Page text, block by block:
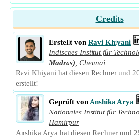
Credits
Erstellt von Ravi Khiyani
Indisches Institut für
Madras) Chennai
Ravi Khiyani hat diesen Rechner und
erstellt!
Geprüft von Anshika Arya
Nationales Institut für
Hamirpur
Anshika Arya hat diesen Rechner und